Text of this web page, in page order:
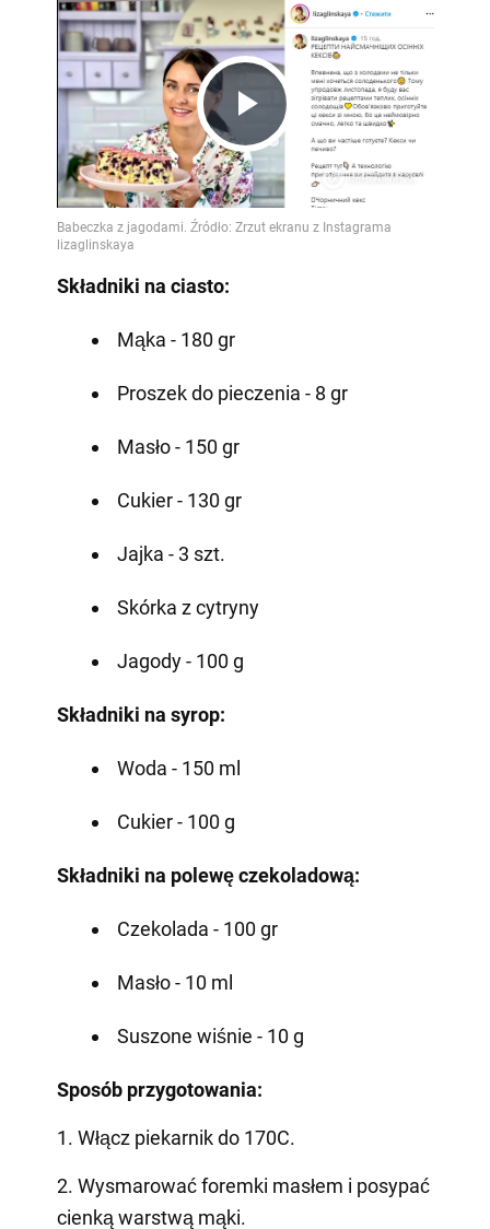
Play
Video
Składniki na ciasto:
Mąka - 180 gr
Proszek do pieczenia - 8 gr
Masło - 150 gr
Cukier - 130 gr
Jajka - 3 szt.
Skórka z cytryny
Jagody - 100 g
Składniki na syrop:
Woda - 150 ml
Cukier - 100 g
Składniki na polewę czekoladową:
Czekolada - 100 gr
Masło - 10 ml
Suszone wiśnie - 10 g
Sposób przygotowania:
1. Włącz piekarnik do 170C.
2. Wysmarować foremki masłem i posypać
cienką warstwą mąki.